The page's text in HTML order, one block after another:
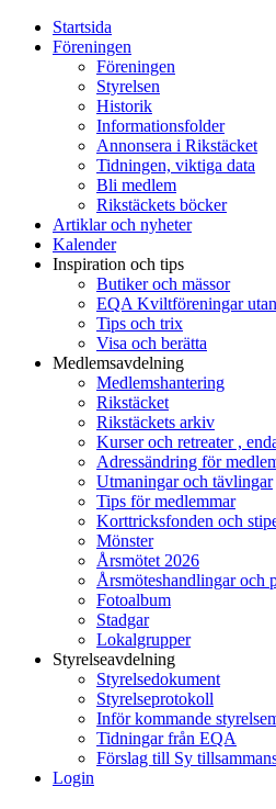
Startsida
Föreningen
Föreningen
Styrelsen
Historik
Informationsfolder
Annonsera i Rikstäcket
Tidningen, viktiga data
Bli medlem
Rikstäckets böcker
Artiklar och nyheter
Kalender
Inspiration och tips
Butiker och mässor
EQA Kviltföreningar
Tips och trix
Visa och berätta
Medlemsavdelning
Medlemshantering
Rikstäcket
Rikstäckets arkiv
Kurser och retreater ,
Adressändring för
Utmaningar och tävlingar
Tips för medlemmar
Korttricksfonden och
Mönster
Årsmötet 2026
Årsmöteshandlingar och
Fotoalbum
Stadgar
Lokalgrupper
Styrelseavdelning
Styrelsedokument
Styrelseprotokoll
Inför kommande
Tidningar från EQA
Förslag till Sy
Login